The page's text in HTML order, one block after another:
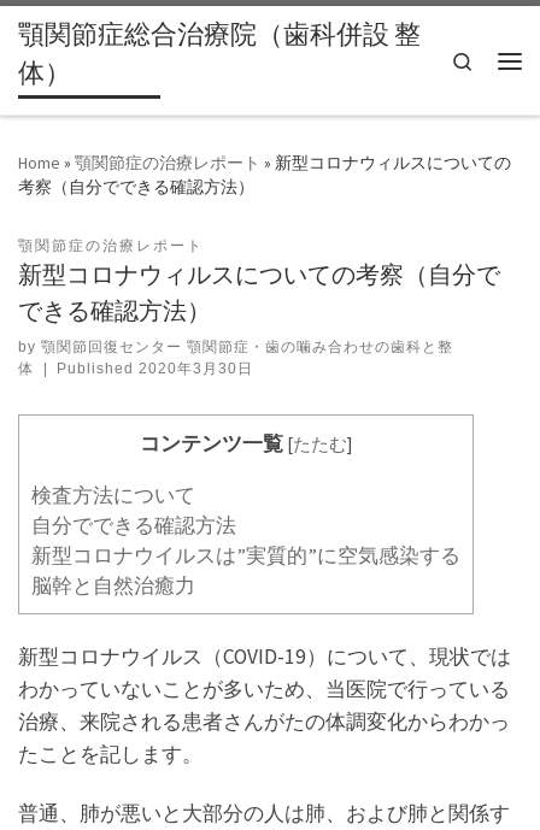
Skip to content
顎関節症総合治療院（歯科併設 整
体）
Search
Home » 顎関節症の治療レポート » 新型コロナウィルスについての
考察（自分でできる確認方法）
顎関節症の治療レポート
新型コロナウィルスについての考察（自分で
できる確認方法）
by 顎関節回復センター 顎関節症・歯の噛み合わせの歯科と整
体
Published2020年3月30日
コンテンツ一覧 [たたむ]
検査方法について
自分でできる確認方法
新型コロナウイルスは”実質的”に空気感染する
脳幹と自然治癒力
新型コロナウイルス（COVID-19）について、現状では
わかっていないことが多いため、当医院で行っている
治療、来院される患者さんがたの体調変化からわかっ
たことを記します。
普通、肺が悪いと大部分の人は肺、および肺と関係す